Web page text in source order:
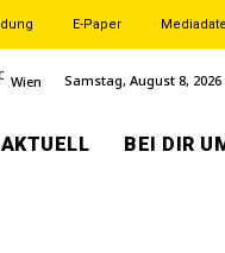
E-Paper
C Wien Samstag, August 8, 2026
BEI DIR